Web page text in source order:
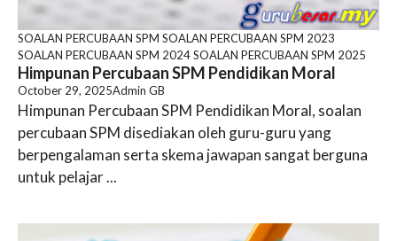
SOALAN PERCUBAAN SPM SOALAN PERCUBAAN SPM 2023
SOALAN PERCUBAAN SPM 2024SOALAN PERCUBAAN SPM 2025
Himpunan Percubaan SPM Pendidikan Moral
October 29, 2025Admin GB
Himpunan Percubaan SPM Pendidikan Moral, soalan
percubaan SPM disediakan oleh guru-guru yang
berpengalaman serta skema jawapan sangat berguna
untuk pelajar ...